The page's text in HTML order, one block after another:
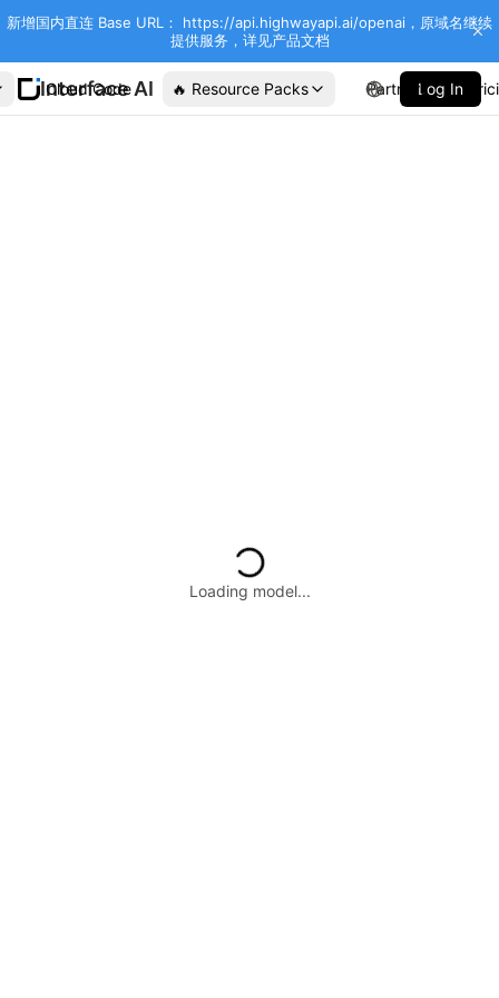
新增国内直连 Base URL： https://api.highwayapi.ai/openai，原域名继续
提供服务，详见产品文档
Interface AI
Cloud Code 🔥 Resource Packs PartnersLog In
Loading model...